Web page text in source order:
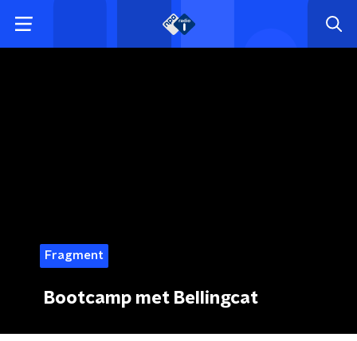
Fragment
Bootcamp met Bellingcat